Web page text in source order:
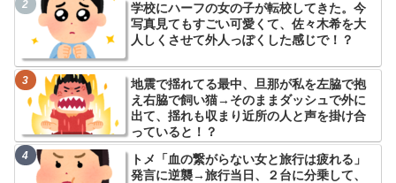
学校にハーフの女の子が転校してきた。今
写真見てもすごい可愛くて、佐々木希を大
人しくさせて外人っぽくした感じで！？
地震で揺れてる最中、旦那が私を左脇で抱
え右脇で飼い猫→そのままダッシュで外に
出て、揺れも収まり近所の人と声を掛け合
っていると！？
トメ「血の繋がらない女と旅行は疲れる」
発言に逆襲→旅行当日、２台に分乗して、